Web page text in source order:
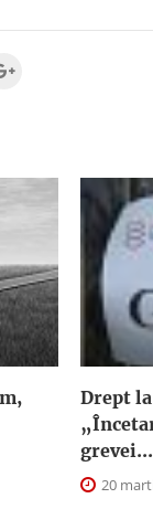
Drept
20